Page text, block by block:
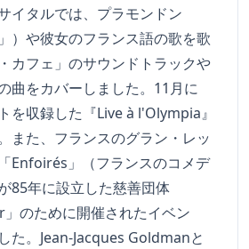
イタルでは、プラモンドン
）や彼女のフランス語の歌を歌
カフェ」のサウンドトラックや
曲をカバーしました。11月に
を収録した『Live à l'Olympia』
また、フランスのグラン・レッ
Enfoirés」（フランスのコメデ
85年に設立した慈善団体
のために開催されたイベン
た。Jean-Jacques Goldmanと